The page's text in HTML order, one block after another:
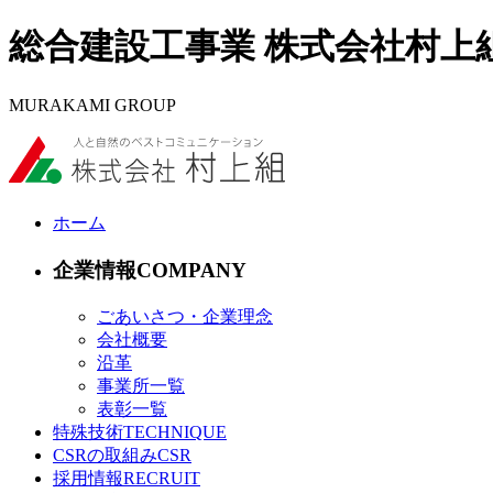
総合建設工事業 株式会社村上
MURAKAMI GROUP
ホーム
企業情報
ごあいさつ・企業理念
会社概要
沿革
事業所一覧
表彰一覧
特殊技術
CSRの取組み
採用情報